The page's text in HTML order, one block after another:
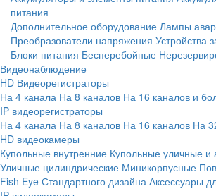
питания
Дополнительное оборудование Лампы
Преобразователи напряжения Устройства
Блоки питания Бесперебойные
Видеонаблюдение
HD Видеорегистраторы
На 4 канала На 8 каналов На 16 каналов и
IP видеорегистраторы
На 4 канала На 8 каналов На 16 каналов На
HD видеокамеры
Купольные внутренние Купольные уличные и
Уличные цилиндрические Миникорпусные
Fish Eye Стандартного дизайна Аксессуары